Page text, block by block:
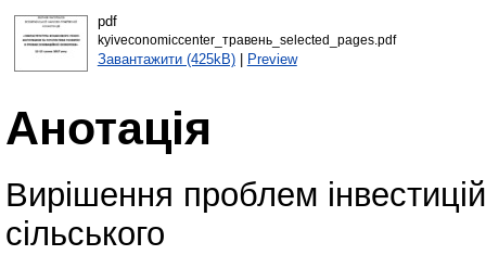
pdf
kyiveconomiccenter_травень_selected_pages.pdf
Завантажити (425kB)| Preview
Анотація
Вирішення проблем
сільського